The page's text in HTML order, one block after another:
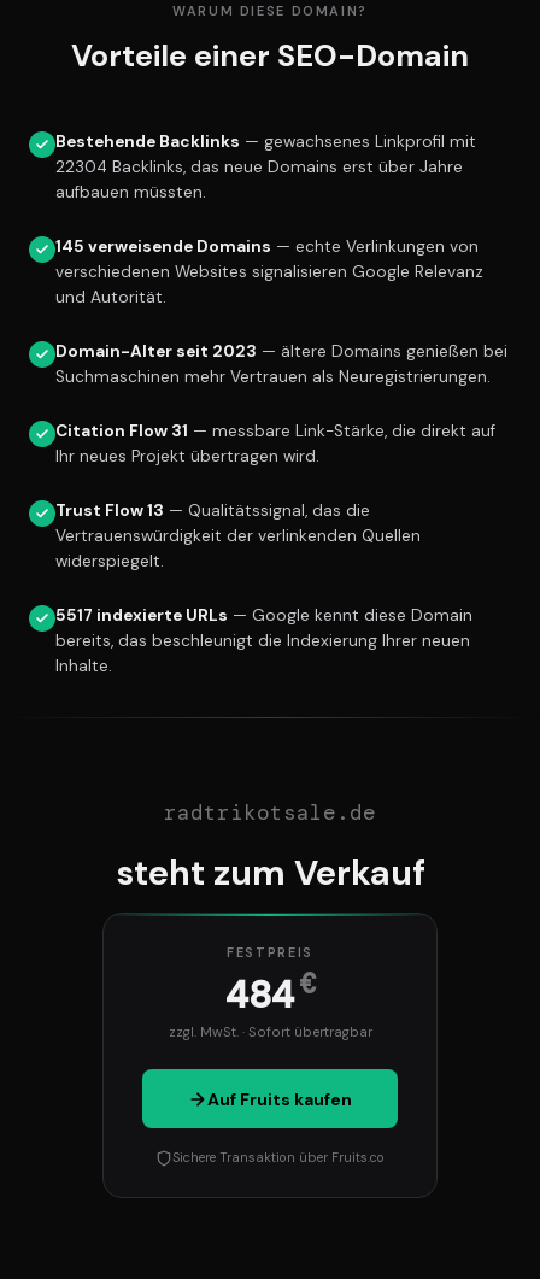
WARUM DIESE DOMAIN?
Vorteile einer SEO-Domain
Bestehende Backlinks — gewachsenes Linkprofil mit
22304 Backlinks, das neue Domains erst über Jahre
aufbauen müssten.
145 verweisende Domains — echte Verlinkungen von
verschiedenen Websites signalisieren Google Relevanz
und Autorität.
Domain-Alter seit 2023 — ältere Domains genießen bei
Suchmaschinen mehr Vertrauen als Neuregistrierungen.
Citation Flow 31 — messbare Link-Stärke, die direkt auf
Ihr neues Projekt übertragen wird.
Trust Flow 13 — Qualitätssignal, das die
Vertrauenswürdigkeit der verlinkenden Quellen
widerspiegelt.
5517 indexierte URLs — Google kennt diese Domain
bereits, das beschleunigt die Indexierung Ihrer neuen
Inhalte.
radtrikotsale.de
steht zum Verkauf
FESTPREIS
484€
zzgl. MwSt. · Sofort übertragbar
Auf Fruits kaufen
Sichere Transaktion über Fruits.co